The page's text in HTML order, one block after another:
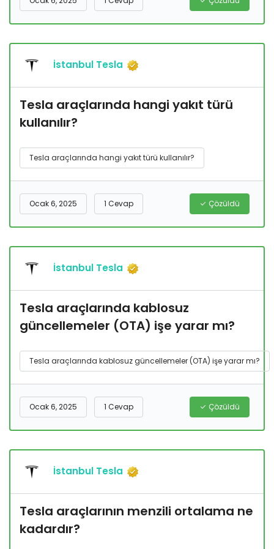
İstanbul Tesla
Tesla araçlarında hangi yakıt türü
kullanılır?
Tesla araçlarında hangi yakıt türü kullanılır?
Ocak 6, 2025 1 Cevap Çözüldü
İstanbul Tesla
Tesla araçlarında kablosuz
güncellemeler (OTA) işe yarar mı?
Tesla araçlarında kablosuz güncellemeler (OTA) işe yarar mı?
Ocak 6, 2025 1 Cevap Çözüldü
İstanbul Tesla
Tesla araçlarının menzili ortalama ne
kadardır?